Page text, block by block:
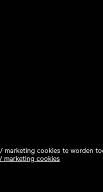
cookies te worden
marketing cookies